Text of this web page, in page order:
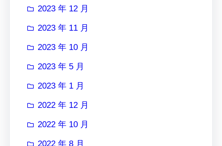
2023 年 12 月
2023 年 11 月
2023 年 10 月
2023 年 5 月
2023 年 1 月
2022 年 12 月
2022 年 10 月
2022 年 8 月